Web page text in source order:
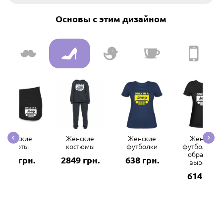
Основы с этим дизайном
Женские
шорты
132 грн.
Женские
костюмы
2849 грн.
Женские
футболки
638 грн.
Женские
футболки с
образным
вырезом
614 грн.